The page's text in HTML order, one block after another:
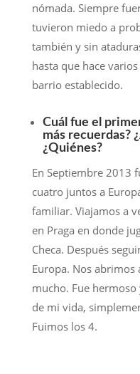
nómada. Siempre
tuvieron miedo a
también y sin
hasta que hace
barrio establecido.
Cuál fue el
más recuerdas?
¿Quiénes?
En Septiembre 2013
cuatro juntos a
familiar. Viajamos a
en Praga en donde
Checa. Después
Europa. Nos
mucho. Fue
de mi vida,
Fuimos los 4.